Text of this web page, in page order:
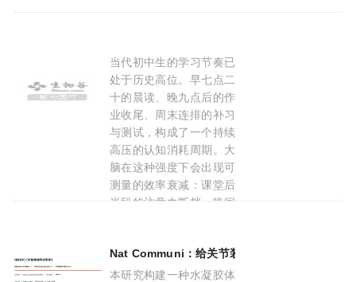
课业高压记忆效率下滑，初中生补脑增强
当代初中生的学习节奏已
处于历史高位。早七点二
十的晨读、晚九点后的作
业收尾、周末连排的补习
与测试，构成了一个持续
高压的认知消耗周期。大
脑在这种强度下会出现可
测量的效率衰减：课堂后
半段的注意力断档、晚间
2026-08-06
Nat Communi：给关节装上“回收站”：首都医
本研究构建一种水凝胶体